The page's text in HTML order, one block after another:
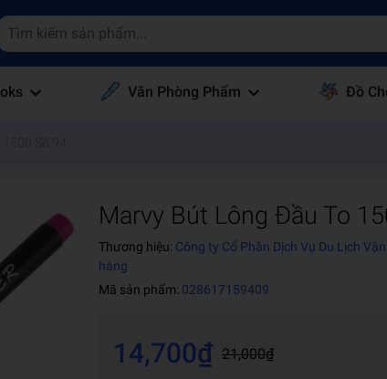
Văn Phòng Phẩm Đồ
Marvy Bút Lông Đầu To
Thương hiệu: Công ty Cổ Phần Dịch Vụ Du Lịch
hàng
Mã sản phẩm: 028617159409
14,700₫ 21,000₫